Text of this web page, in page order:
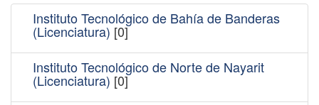
Instituto Tecnológico de Bahía de Banderas
(Licenciatura) [0]
Instituto Tecnológico de Norte de Nayarit
(Licenciatura) [0]